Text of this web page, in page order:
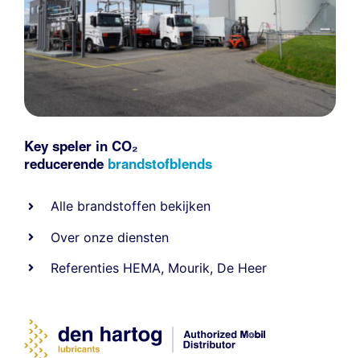
Key speler in CO₂
reducerende brandstofblends
Alle brandstoffen bekijken
Over onze diensten
Referenties HEMA, Mourik, De Heer